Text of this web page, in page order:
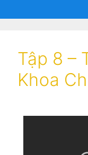
Tập 8 –
Khoa